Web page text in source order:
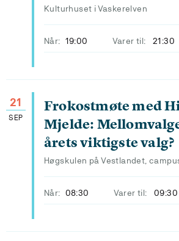
Kulturhuset i Vaskerelven
Når: 19:00 Varer til: 21:30
21
SEP
Frokostmøte med
Mjelde:
årets viktigste valg?
Høgskulen på Vestlandet,
Når: 08:30 Varer til: 09:30